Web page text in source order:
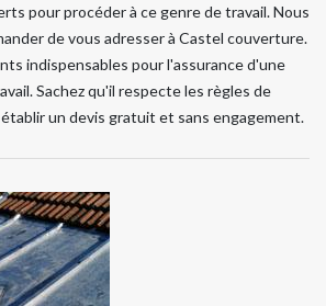
pour procéder à ce genre de travail. Nous
de vous adresser à Castel couverture.
indispensables pour l'assurance d'une
Sachez qu'il respecte les règles de
un devis gratuit et sans engagement.